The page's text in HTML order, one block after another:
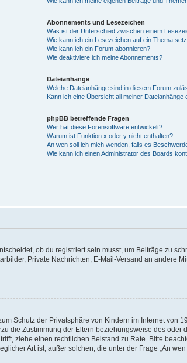
Abonnements und Lesezeichen
Was ist der Unterschied zwischen einem
Wie kann ich ein Lesezeichen auf ein Thema
Wie kann ich ein Forum abonnieren?
Wie deaktiviere ich meine Abonnements?
Dateianhänge
Welche Dateianhänge sind in diesem Forum
Kann ich eine Übersicht all meiner Dateianhänge
phpBB betreffende Fragen
Wer hat diese Forensoftware entwickelt?
Warum ist Funktion x oder y nicht enthalten?
An wen soll ich mich wenden, falls es
Wie kann ich einen Administrator des Boards
ob du registriert sein musst, um Beiträge zu
Private Nachrichten, E-Mail-Versand an andere
Schutz der Privatsphäre von Kindern im Internet von
die Zustimmung der Eltern beziehungsweise des oder
ziehe einen rechtlichen Beistand zu Rate. Bitte
Art ist; außer solchen, die unter der Frage „An